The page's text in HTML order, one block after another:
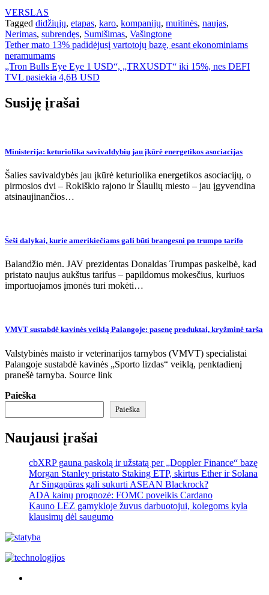
VERSLAS
Tagged didžiųjų, etapas, karo, kompanijų, muitinės, naujas,
Nerimas, subrendęs, Sumišimas, Vašingtone
Navigacija
tarp
įrašų
Tether mato 13% padidėjusį vartotojų bazę, esant ekonominiams
neramumams
„Tron Bulls Eye Eye 1 USD“, „TRXUSDT“ iki 15%, nes DEFI
TVL pasiekia 4,6B USD
Susiję įrašai
Ministerija: keturiolika savivaldybių jau įkūrė energetikos asociacijas
Šalies savivaldybės jau įkūrė keturiolika energetikos asociacijų, o
pirmosios dvi – Rokiškio rajono ir Šiaulių miesto – jau įgyvendina
atsinaujinančios…
Šeši dalykai, kurie amerikiečiams gali būti brangesni po trumpo tarifo
Balandžio mėn. JAV prezidentas Donaldas Trumpas paskelbė, kad
pristato naujus aukštus tarifus – papildomus mokesčius, kuriuos
importuojamos įmonės turi mokėti…
VMVT sustabdė kavinės veiklą Palangoje: pasenę produktai, kryžminė tarša
Valstybinės maisto ir veterinarijos tarnybos (VMVT) specialistai
Palangoje sustabdė kavinės „Sporto lizdas“ veiklą, penktadienį
pranešė tarnyba. Source link
Paieška
Paieška
Naujausi įrašai
cbXRP gauna paskolą ir užstatą per „Doppler Finance“ bazę
Morgan Stanley pristato Staking ETP, skirtus Ether ir Solana
Ar Singapūras gali sukurti ASEAN Blackrock?
ADA kainų prognozė: FOMC poveikis Cardano
Kauno LEZ gamykloje žuvus darbuotojui, kolegoms kyla
klausimų dėl saugumo